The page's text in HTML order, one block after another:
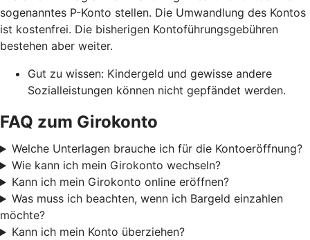
sogenanntes P-Konto stellen. Die Umwandlung des Kontos
ist kostenfrei. Die bisherigen Kontoführungsgebühren
bestehen aber weiter.
Gut zu wissen: Kindergeld und gewisse andere
Sozialleistungen können nicht gepfändet werden.
FAQ zum Girokonto
Welche Unterlagen brauche ich für die Kontoeröffnung?
Wie kann ich mein Girokonto wechseln?
Kann ich mein Girokonto online eröffnen?
Was muss ich beachten, wenn ich Bargeld einzahlen
möchte?
Kann ich mein Konto überziehen?